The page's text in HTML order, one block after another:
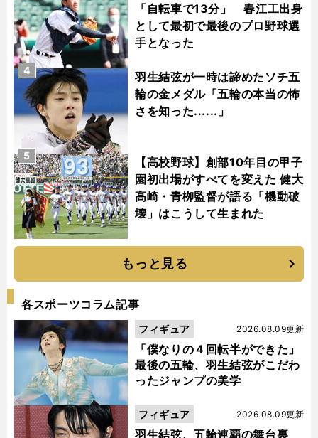
「自転車で13分」 春江工出身
として最初で最後のプロ野球選
手となった
羽生結弦が一時は諦めたソチ五
輪の金メダル「五輪の本当の怖
さを知った......」
4
【高校野球】創部10年目の甲子
園初出場がすべてを変えた 健大
高崎・青栁監督が語る「機動破
壊」はこうして生まれた
5
もっと見る
各スポーツコラム記事
「僕なりの４回転半ができた」
最後の五輪、羽生結弦がこだわ
ったジャンプの美学
2026.08.09更新
フィギュア
羽生結弦、五輪連覇の舞台裏
2026.08.09更新
フィギュア